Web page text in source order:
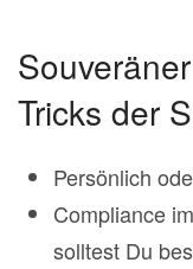
Tricks der
Persönlich
Compliance
solltest Du